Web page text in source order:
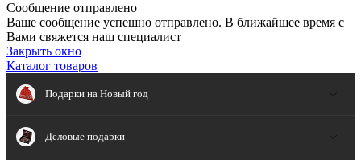
Сообщение отправлено
Ваше сообщение успешно отправлено. В ближайшее время с
Вами свяжется наш специалист
Закрыть окно
Каталог товаров
Подарки на Новый год
Деловые подарки